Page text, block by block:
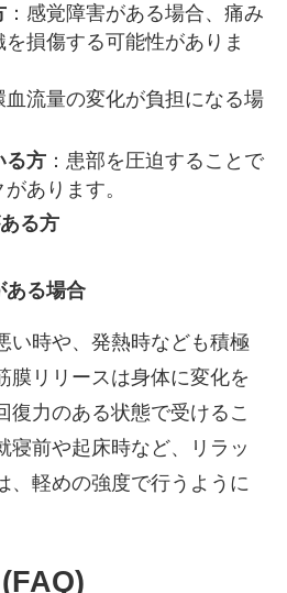
：感覚障害がある場合、痛み
損傷する可能性がありま
血流量の変化が負担になる場
る方 ：患部を圧迫することで
あります。
る方
ある場合
い時や、発熱時なども積極
膜リリースは身体に変化を
復力のある状態で受けるこ
寝前や起床時など、リラッ
、軽めの強度で行うように